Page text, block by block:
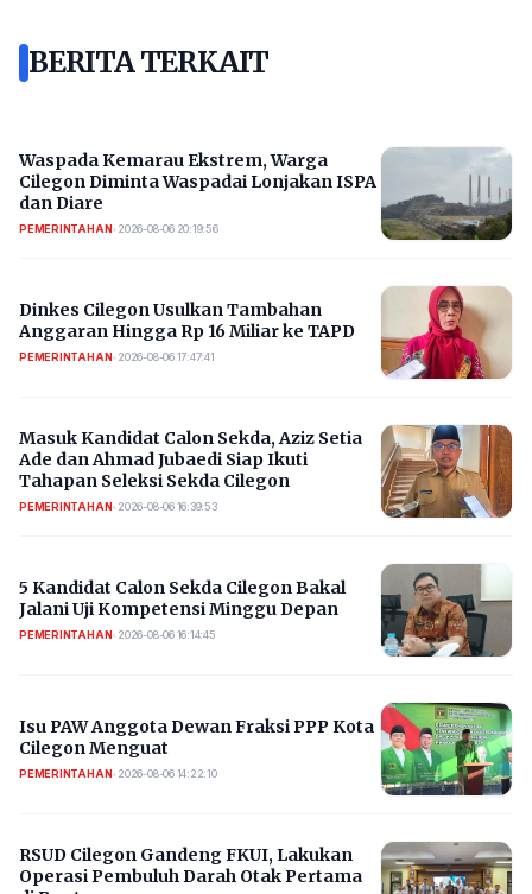
BERITA TERKAIT
Waspada Kemarau Ekstrem, Warga
Cilegon Diminta Waspadai Lonjakan ISPA
dan Diare
PEMERINTAHAN• 2026-08-06 20:19:56
Dinkes Cilegon Usulkan Tambahan
Anggaran Hingga Rp 16 Miliar ke TAPD
PEMERINTAHAN• 2026-08-06 17:47:41
Masuk Kandidat Calon Sekda, Aziz Setia
Ade dan Ahmad Jubaedi Siap Ikuti
Tahapan Seleksi Sekda Cilegon
PEMERINTAHAN• 2026-08-06 16:39:53
5 Kandidat Calon Sekda Cilegon Bakal
Jalani Uji Kompetensi Minggu Depan
PEMERINTAHAN• 2026-08-06 16:14:45
Isu PAW Anggota Dewan Fraksi PPP Kota
Cilegon Menguat
PEMERINTAHAN• 2026-08-06 14:22:10
RSUD Cilegon Gandeng FKUI, Lakukan
Operasi Pembuluh Darah Otak Pertama